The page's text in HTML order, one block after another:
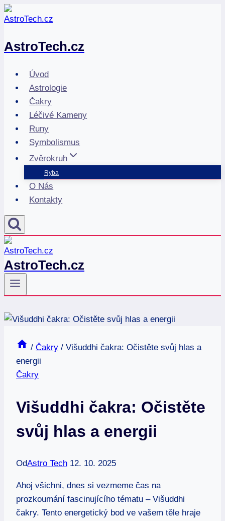
Přeskočit
na
AstroTech.cz
Úvod
Astrologie
Čakry
Léčivé Kameny
Runy
Symbolismus
Zvěrokruh
Ryba
O Nás
Kontakty
AstroTech.cz
/ Čakry / Višuddhi čakra: Očistěte svůj hlas a
energii
Čakry
Višuddhi čakra: Očistěte
svůj hlas a energii
OdAstro Tech 12. 10. 2025
Ahoj všichni, dnes si vezmeme čas na
prozkoumání fascinujícího tématu – Višuddhi
čakry. Tento energetický bod ve vašem těle hraje